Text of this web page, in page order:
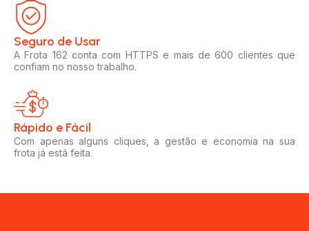
Seguro de Usar​
A Frota 162 conta com HTTPS e mais de 600 clientes que
confiam no nosso trabalho.
Rápido e Fácil​
Com apenas alguns cliques, a gestão e economia na sua
frota já está feita.